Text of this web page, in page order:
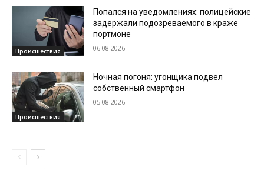
Происшествия
Попался на уведомлениях: полицейские
задержали подозреваемого в краже
портмоне
06.08.2026
Происшествия
Ночная погоня: угонщика подвел
собственный смартфон
05.08.2026